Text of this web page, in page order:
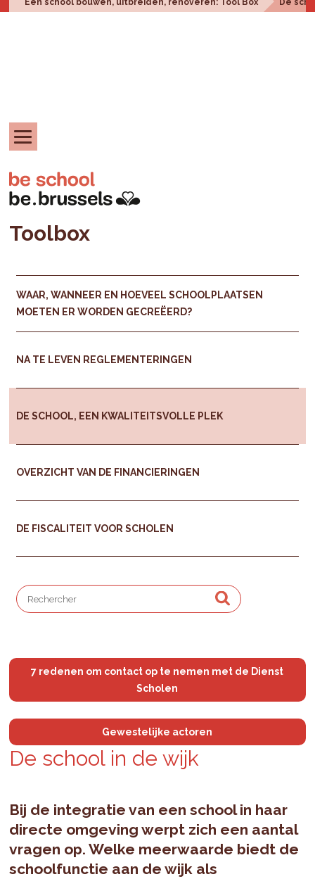
Een school bouwen, uitbreiden, renoveren: Tool Box De
Toolbox
WAAR, WANNEER EN HOEVEEL SCHOOLPLAATSEN
MOETEN ER WORDEN GECREËERD?
NA TE LEVEN REGLEMENTERINGEN
DE SCHOOL, EEN KWALITEITSVOLLE PLEK
OVERZICHT VAN DE FINANCIERINGEN
DE FISCALITEIT VOOR SCHOLEN
7 redenen om contact op te nemen met de Dienst
Scholen
Gewestelijke actoren
De school in de wijk
Bij de integratie van een school in haar
directe omgeving werpt zich een aantal
vragen op. Welke meerwaarde biedt de
schoolfunctie aan de wijk als